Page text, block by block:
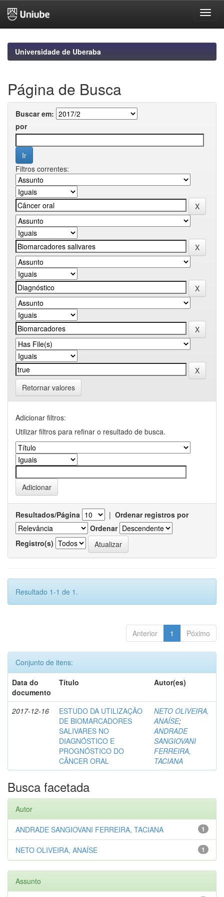
navigationUniversidade de Uberaba
Página de Busca
Buscar em:
por
Filtros correntes:
Retornar valores
Adicionar filtros:
Utilizar filtros para refinar o resultado de busca.
Resultados/Página | Ordenar registros por
Ordenar
Registro(s)
Resultado 1-1 de 1.
Anterior 1 Póximo
Conjunto de itens:
Data do
documento
Título Autor(es)
2017-12-16
ESTUDO DA UTILIZAÇÃO
DE BIOMARCADORES
SALIVARES NO
DIAGNÓSTICO E
PROGNÓSTICO DO
CÂNCER ORAL
NETO OLIVEIRA,
ANAÍSE;
ANDRADE
SANGIOVANI
FERREIRA,
TACIANA
Busca facetada
Autor
1
ANDRADE SANGIOVANI FERREIRA, TACIANA
1
NETO OLIVEIRA, ANAÍSE
Assunto